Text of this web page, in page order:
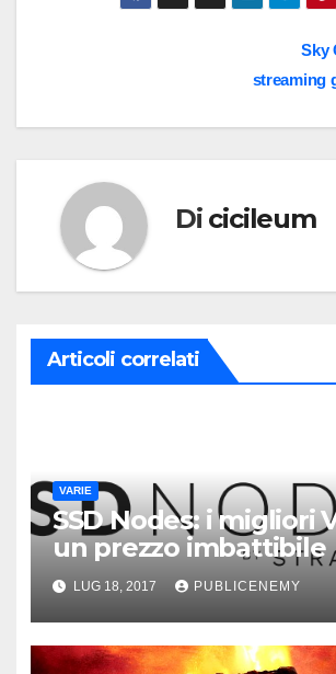
Sky
streaming
Di cicileum
Articoli correlati
VARIE
SSD Nodes: i migliori
un prezzo imbattibile
LUG 18, 2017 PUBLICENEMY